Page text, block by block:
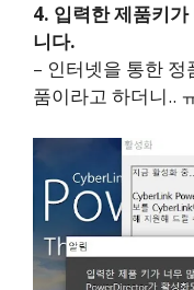
4. 입력한 제품키
니다.
– 인터넷을 통한
품이라고 하더니..